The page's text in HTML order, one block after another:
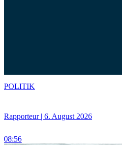
Rapporteur | 6. August 2026
08:56
POLITIK